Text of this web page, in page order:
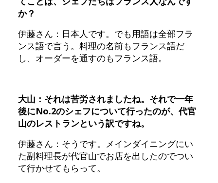
か？
伊藤さん：日本人です。でも用語は全部フラ
ンス語で言う。料理の名前もフランス語だ
し、オーダーを通すのもフランス語。
大山：それは苦労されましたね。それで一年
後にNo.2のシェフについて行ったのが、代官
山のレストランという訳ですね。
伊藤さん：そうです。メインダイニングにい
た副料理長が代官山でお店を出したのでつい
て行かせてもらって。